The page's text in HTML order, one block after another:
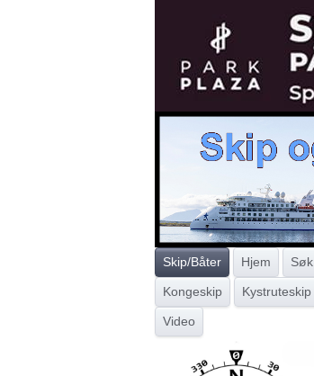
Skip/Båter Hjem Søk
Kongeskip Kystruteskip
Video